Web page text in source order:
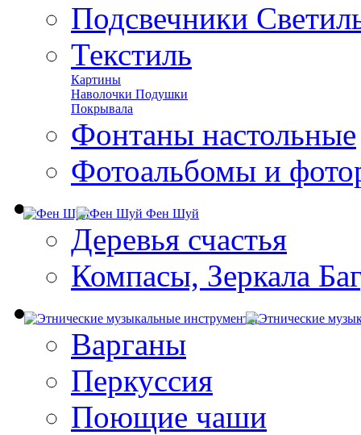
Подсвечники
Текстиль
Картины
Наволочки Подушки
Покрывала
Фонтаны настольные
Фотоальбомы и
Фен Шуй
Деревья счастья
Компасы, Зеркала
Варганы
Перкуссия
Поющие чаши